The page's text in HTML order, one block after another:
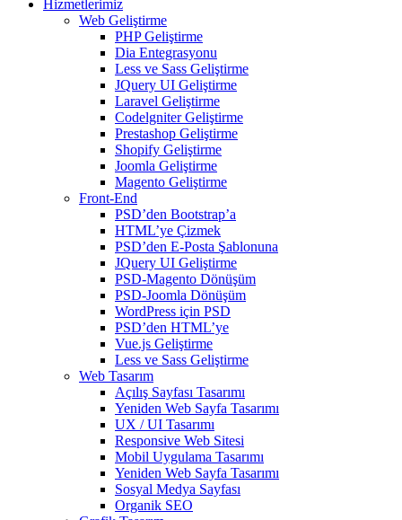
Hizmetlerimiz
Web Geliştirme
PHP Geliştirme
Dia Entegrasyonu
Less ve Sass Geliştirme
JQuery UI Geliştirme
Laravel Geliştirme
Codelgniter Geliştirme
Prestashop Geliştirme
Shopify Geliştirme
Joomla Geliştirme
Magento Geliştirme
Front-End
PSD’den Bootstrap’a
HTML’ye Çizmek
PSD’den E-Posta Şablonuna
JQuery UI Geliştirme
PSD-Magento Dönüşüm
PSD-Joomla Dönüşüm
WordPress için PSD
PSD’den HTML’ye
Vue.js Geliştirme
Less ve Sass Geliştirme
Web Tasarım
Açılış Sayfası Tasarımı
Yeniden Web Sayfa Tasarımı
UX / UI Tasarımı
Responsive Web Sitesi
Mobil Uygulama Tasarımı
Yeniden Web Sayfa Tasarımı
Sosyal Medya Sayfası
Organik SEO